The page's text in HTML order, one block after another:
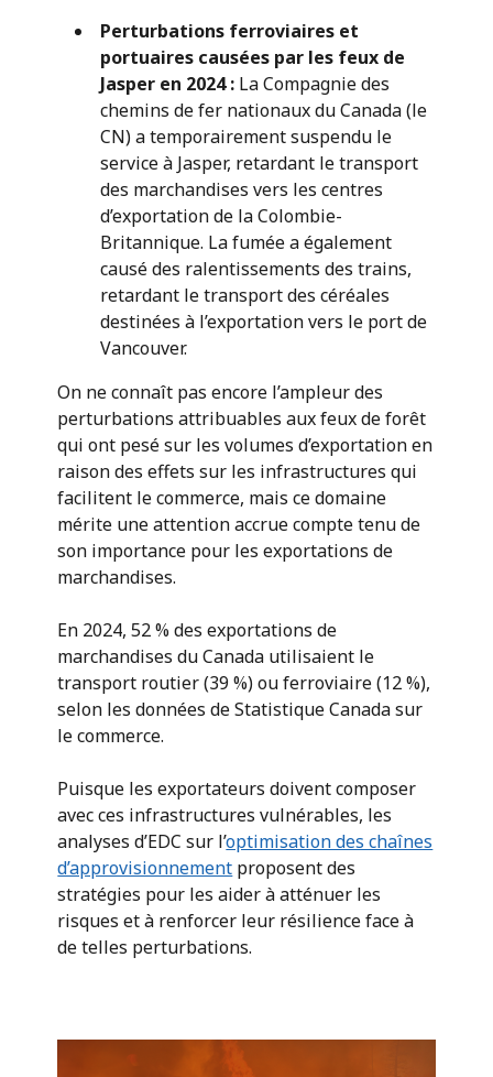
Perturbations ferroviaires et
portuaires causées par les feux de
Jasper en 2024 :La Compagnie des
chemins de fer nationaux du Canada (le
CN) a temporairement suspendu le
service à Jasper, retardant le transport
des marchandises vers les centres
d’exportation de la Colombie-
Britannique. La fumée a également
causé des ralentissements des trains,
retardant le transport des céréales
destinées à l’exportation vers le port de
Vancouver.
On ne connaît pas encore l’ampleur des
perturbations attribuables aux feux de forêt
qui ont pesé sur les volumes d’exportation en
raison des effets sur les infrastructures qui
facilitent le commerce, mais ce domaine
mérite une attention accrue compte tenu de
son importance pour les exportations de
marchandises.
En 2024, 52 % des exportations de
marchandises du Canada utilisaient le
transport routier (39 %) ou ferroviaire (12 %),
selon les données de Statistique Canada sur
le commerce.
Puisque les exportateurs doivent composer
avec ces infrastructures vulnérables, les
analyses d’EDC sur l’optimisation des chaînes
d’approvisionnement proposent des
stratégies pour les aider à atténuer les
risques et à renforcer leur résilience face à
de telles perturbations.